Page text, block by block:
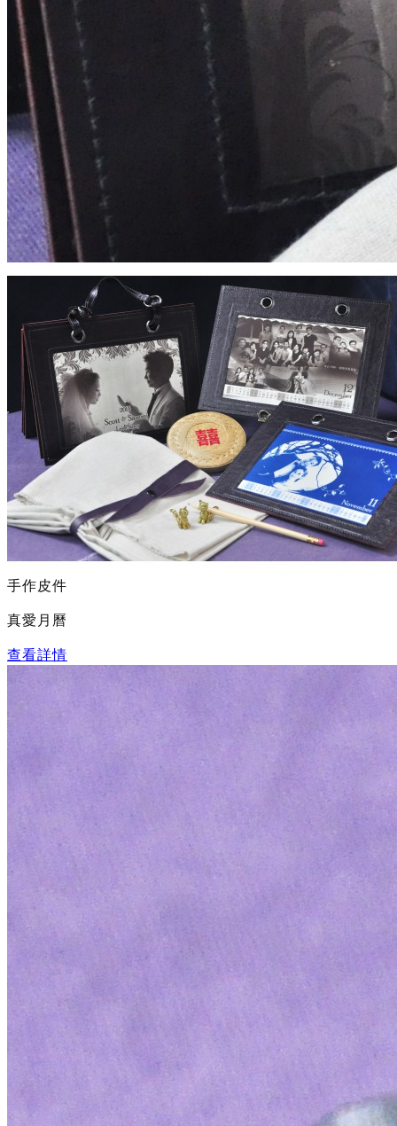
手作皮件
真愛月曆
查看詳情